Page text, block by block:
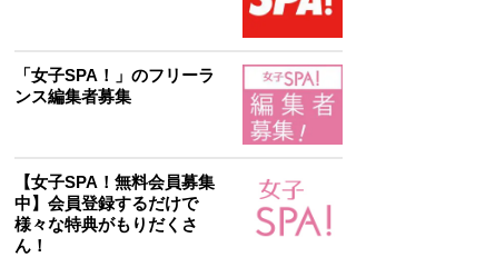
「女子SPA！」のフリーラ
ンス編集者募集
【女子SPA！無料会員募集
中】会員登録するだけで
様々な特典がもりだくさ
ん！